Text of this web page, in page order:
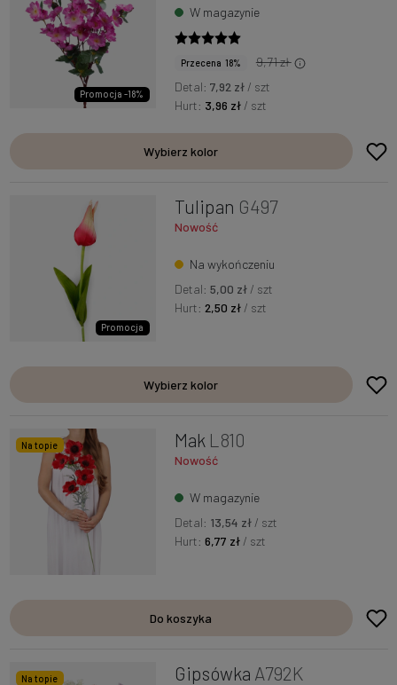
Promocja -18%
W magazynie
Przecena 18%
9,71 zł
Detal: 7,92 zł / szt
Hurt: 3,96 zł / szt
Wybierz kolor
Promocja
Tulipan G497
Nowość
Na wykończeniu
Detal: 5,00 zł / szt
Hurt:2,50 zł / szt
Wybierz kolor
Na topie Mak L810
Nowość
W magazynie
Detal: 13,54 zł / szt
Hurt:6,77 zł / szt
Do koszyka
Na topie Gipsówka A792K